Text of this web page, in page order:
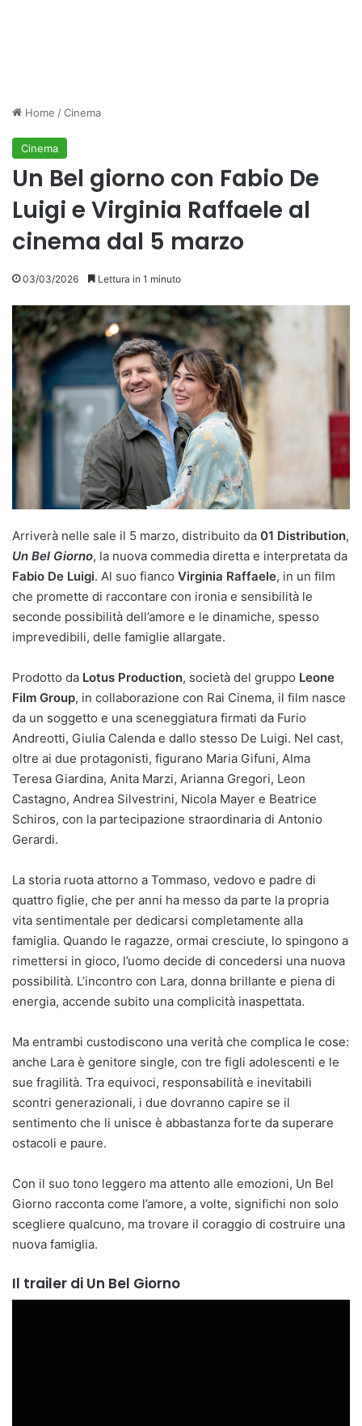
Home /Cinema
Cinema
Un Bel giorno con Fabio De
Luigi e Virginia Raffaele al
cinema dal 5 marzo
03/03/2026 Lettura in 1 minuto
Arriverà nelle sale il 5 marzo, distribuito da 01 Distribution,
Un Bel Giorno, la nuova commedia diretta e interpretata da
Fabio De Luigi. Al suo fianco Virginia Raffaele, in un film
che promette di raccontare con ironia e sensibilità le
seconde possibilità dell’amore e le dinamiche, spesso
imprevedibili, delle famiglie allargate.
Prodotto da Lotus Production, società del gruppo Leone
Film Group, in collaborazione con Rai Cinema, il film nasce
da un soggetto e una sceneggiatura firmati da Furio
Andreotti, Giulia Calenda e dallo stesso De Luigi. Nel cast,
oltre ai due protagonisti, figurano Maria Gifuni, Alma
Teresa Giardina, Anita Marzi, Arianna Gregori, Leon
Castagno, Andrea Silvestrini, Nicola Mayer e Beatrice
Schiros, con la partecipazione straordinaria di Antonio
Gerardi.
La storia ruota attorno a Tommaso, vedovo e padre di
quattro figlie, che per anni ha messo da parte la propria
vita sentimentale per dedicarsi completamente alla
famiglia. Quando le ragazze, ormai cresciute, lo spingono a
rimettersi in gioco, l’uomo decide di concedersi una nuova
possibilità. L’incontro con Lara, donna brillante e piena di
energia, accende subito una complicità inaspettata.
Ma entrambi custodiscono una verità che complica le cose:
anche Lara è genitore single, con tre figli adolescenti e le
sue fragilità. Tra equivoci, responsabilità e inevitabili
scontri generazionali, i due dovranno capire se il
sentimento che li unisce è abbastanza forte da superare
ostacoli e paure.
Con il suo tono leggero ma attento alle emozioni, Un Bel
Giorno racconta come l’amore, a volte, significhi non solo
scegliere qualcuno, ma trovare il coraggio di costruire una
nuova famiglia.
Il trailer di Un Bel Giorno